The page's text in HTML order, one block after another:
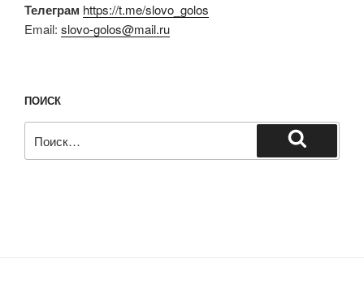
Телеграм https://t.me/slovo_golos
Email: slovo-golos@mail.ru
ПОИСК
Поиск